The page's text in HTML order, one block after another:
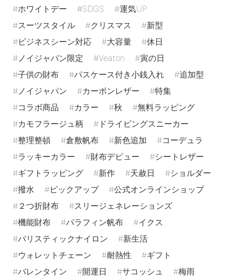
ホワイトデー
SDGS
運気UP
スーツスタイル
クリスマス
新型
ビジネスシーン対応
大容量
休日
ノイジャパン限定
Veaton
寅の日
子供の財布
パスケース付き小銭入れ
追加型
ノイジャパン
カーボンレザー
特集
コラボ商品
カラー 秋
無料ラッピング
カモフラージュ柄
ドライビングスニーカー
整理整頓
倉敷帆布 新色追加
コーデュラ
ラッキーカラー
財布デビュー
シートレザー
ギフトラッピング
新作 天赦日
ショルダー
撥水
ピックアップ
公式オンラインショップ
２つ折財布
スリージェネレーションズ
機能財布
パラフィン帆布
イクス
バリスティックナイロン
新生活
ウォレットチェーン
耐熱性
ギフト
バレンタイン
開運日 サコッシュ
梅雨